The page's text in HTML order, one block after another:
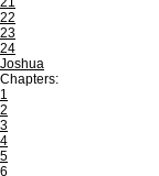
22
23
24
Joshua
Chapters:
1
2
3
4
5
6